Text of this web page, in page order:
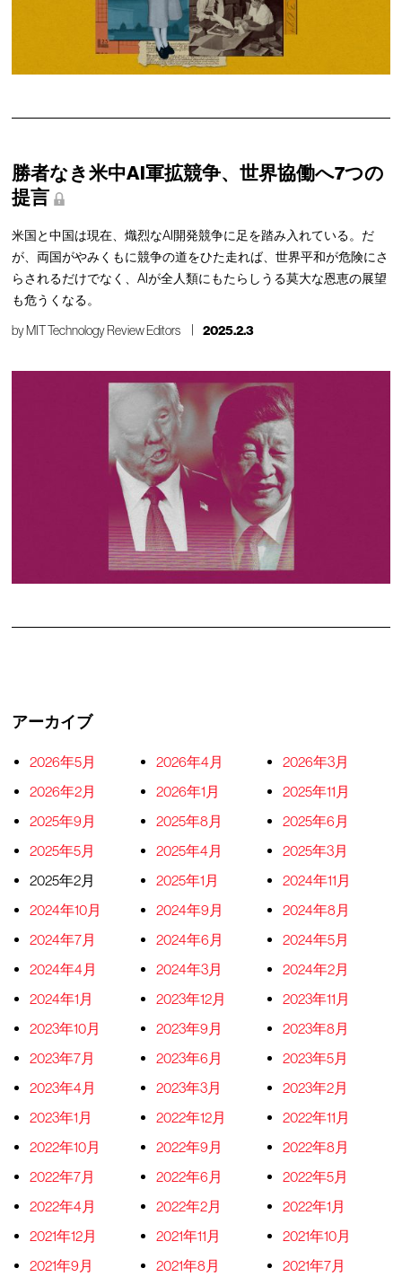
勝者なき米中AI軍拡競争、世界協働へ7つの
提言
米国と中国は現在、熾烈なAI開発競争に足を踏み入れている。だ
が、両国がやみくもに競争の道をひた走れば、世界平和が危険にさ
らされるだけでなく、AIが全人類にもたらしうる莫大な恩恵の展望
も危うくなる。
byMIT Technology Review Editors 2025.2.3
アーカイブ
2026年5月 2026年4月
2026年3月
2026年2月
2026年1月
2025年11月
2025年9月
2025年8月
2025年6月
2025年5月
2025年4月
2025年3月
2025年2月
2025年1月
2024年11月
2024年10月
2024年9月
2024年8月
2024年7月
2024年6月
2024年5月
2024年4月
2024年3月
2024年2月
2024年1月
2023年12月
2023年11月
2023年10月
2023年9月
2023年8月
2023年7月
2023年6月
2023年5月
2023年4月
2023年3月
2023年2月
2023年1月
2022年12月
2022年11月
2022年10月
2022年9月
2022年8月
2022年7月
2022年6月
2022年5月
2022年4月
2022年2月
2022年1月
2021年12月
2021年11月
2021年10月
2021年9月
2021年8月
2021年7月